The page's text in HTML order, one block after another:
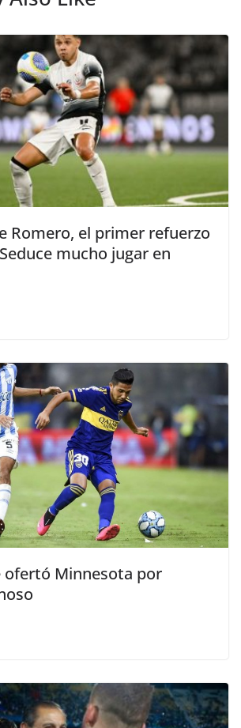
Romero, el primer refuerzo
mucho jugar en
ofertó Minnesota por